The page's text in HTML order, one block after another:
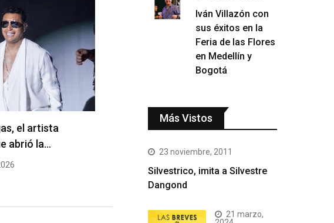
el artista
abrió la…
Iván Villazón con
sus éxitos en la
Feria de las Flores
en Medellín y
Bogotá
Más Vistos
23 noviembre, 2011
Silvestrico, imita a Silvestre
Dangond
21 marzo,